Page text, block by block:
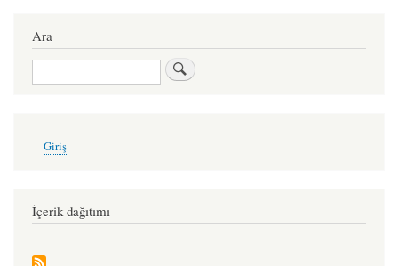
Ara
Ara
account
Giriş
İçerik dağıtımı